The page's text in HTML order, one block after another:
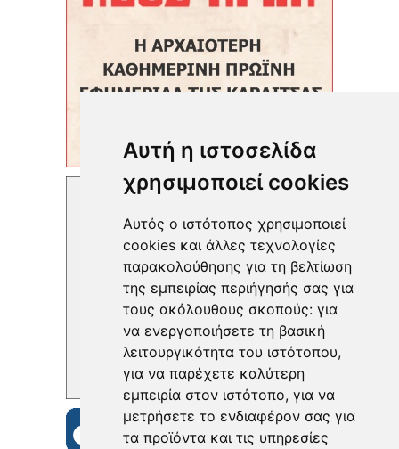
Αυτή η ιστοσελίδα
χρησιμοποιεί cookies
Αυτός ο ιστότοπος χρησιμοποιεί
cookies και άλλες τεχνολογίες
παρακολούθησης για τη βελτίωση
της εμπειρίας περιήγησής σας για
τους ακόλουθους σκοπούς: για
να ενεργοποιήσετε τη βασική
λειτουργικότητα του ιστότοπου,
για να παρέχετε καλύτερη
εμπειρία στον ιστότοπο, για να
μετρήσετε το ενδιαφέρον σας για
τα προϊόντα και τις υπηρεσίες